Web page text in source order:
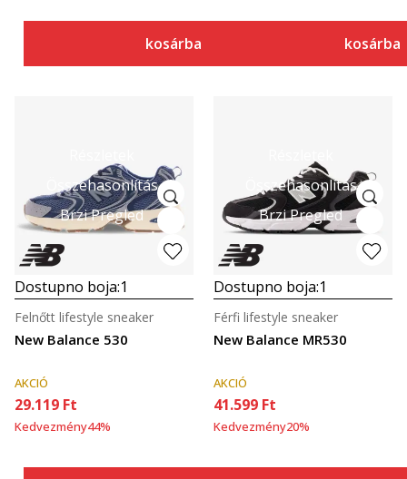
kosárba kosárba
Összehasonlítás
Brzi Pregled
Dostupno boja:1
New Balance 530
Felnőtt lifestyle sneaker
AKCIÓ
29.119 Ft
Kedvezmény44%
Összehasonlítás
Brzi Pregled
Dostupno boja:1
New Balance MR530
Férfi lifestyle sneaker
AKCIÓ
41.599 Ft
Kedvezmény20%